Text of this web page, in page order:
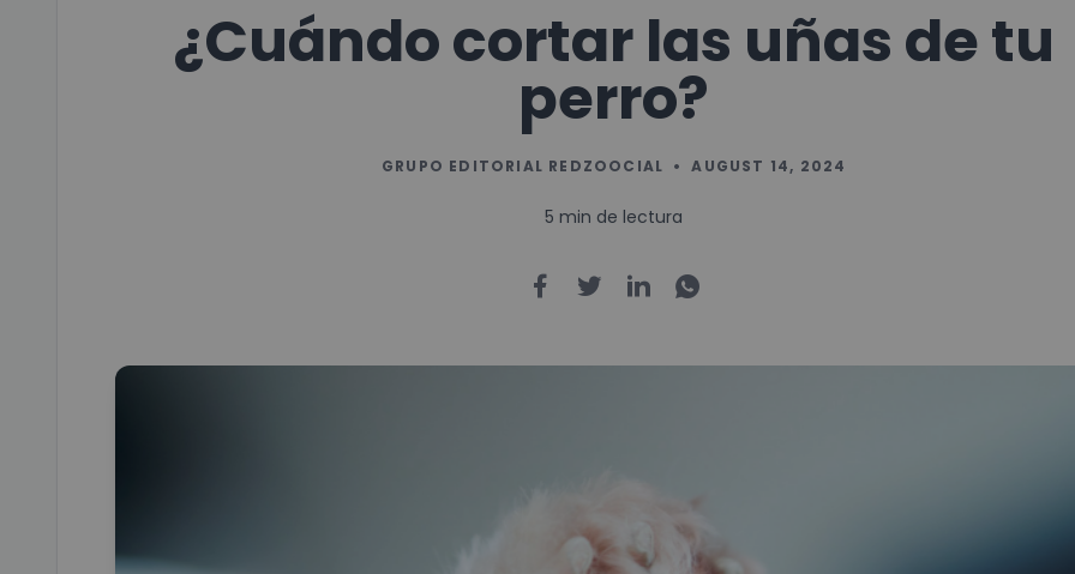
¿Cuándo cortar las uñas de tu
perro?
GRUPO EDITORIAL REDZOOCIAL • AUGUST 14, 2024
5 min de lectura